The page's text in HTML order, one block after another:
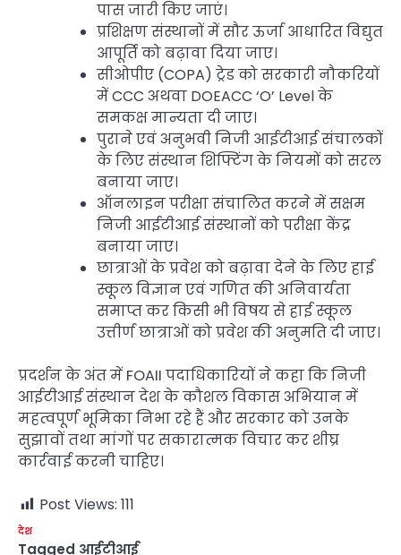
पास जारी किए जाएं।
प्रशिक्षण संस्थानों में सौर ऊर्जा आधारित विद्युत
आपूर्ति को बढ़ावा दिया जाए।
सीओपीए (COPA) ट्रेड को सरकारी नौकरियों
में CCC अथवा DOEACC ‘O’ Level के
समकक्ष मान्यता दी जाए।
पुराने एवं अनुभवी निजी आईटीआई संचालकों
के लिए संस्थान शिफ्टिंग के नियमों को सरल
बनाया जाए।
ऑनलाइन परीक्षा संचालित करने में सक्षम
निजी आईटीआई संस्थानों को परीक्षा केंद्र
बनाया जाए।
छात्राओं के प्रवेश को बढ़ावा देने के लिए हाई
स्कूल विज्ञान एवं गणित की अनिवार्यता
समाप्त कर किसी भी विषय से हाई स्कूल
उत्तीर्ण छात्राओं को प्रवेश की अनुमति दी जाए।
प्रदर्शन के अंत में FOAII पदाधिकारियों ने कहा कि निजी
आईटीआई संस्थान देश के कौशल विकास अभियान में
महत्वपूर्ण भूमिका निभा रहे हैं और सरकार को उनके
सुझावों तथा मांगों पर सकारात्मक विचार कर शीघ्र
कार्रवाई करनी चाहिए।
Post Views: 111
देश
Tagged आईटीआई